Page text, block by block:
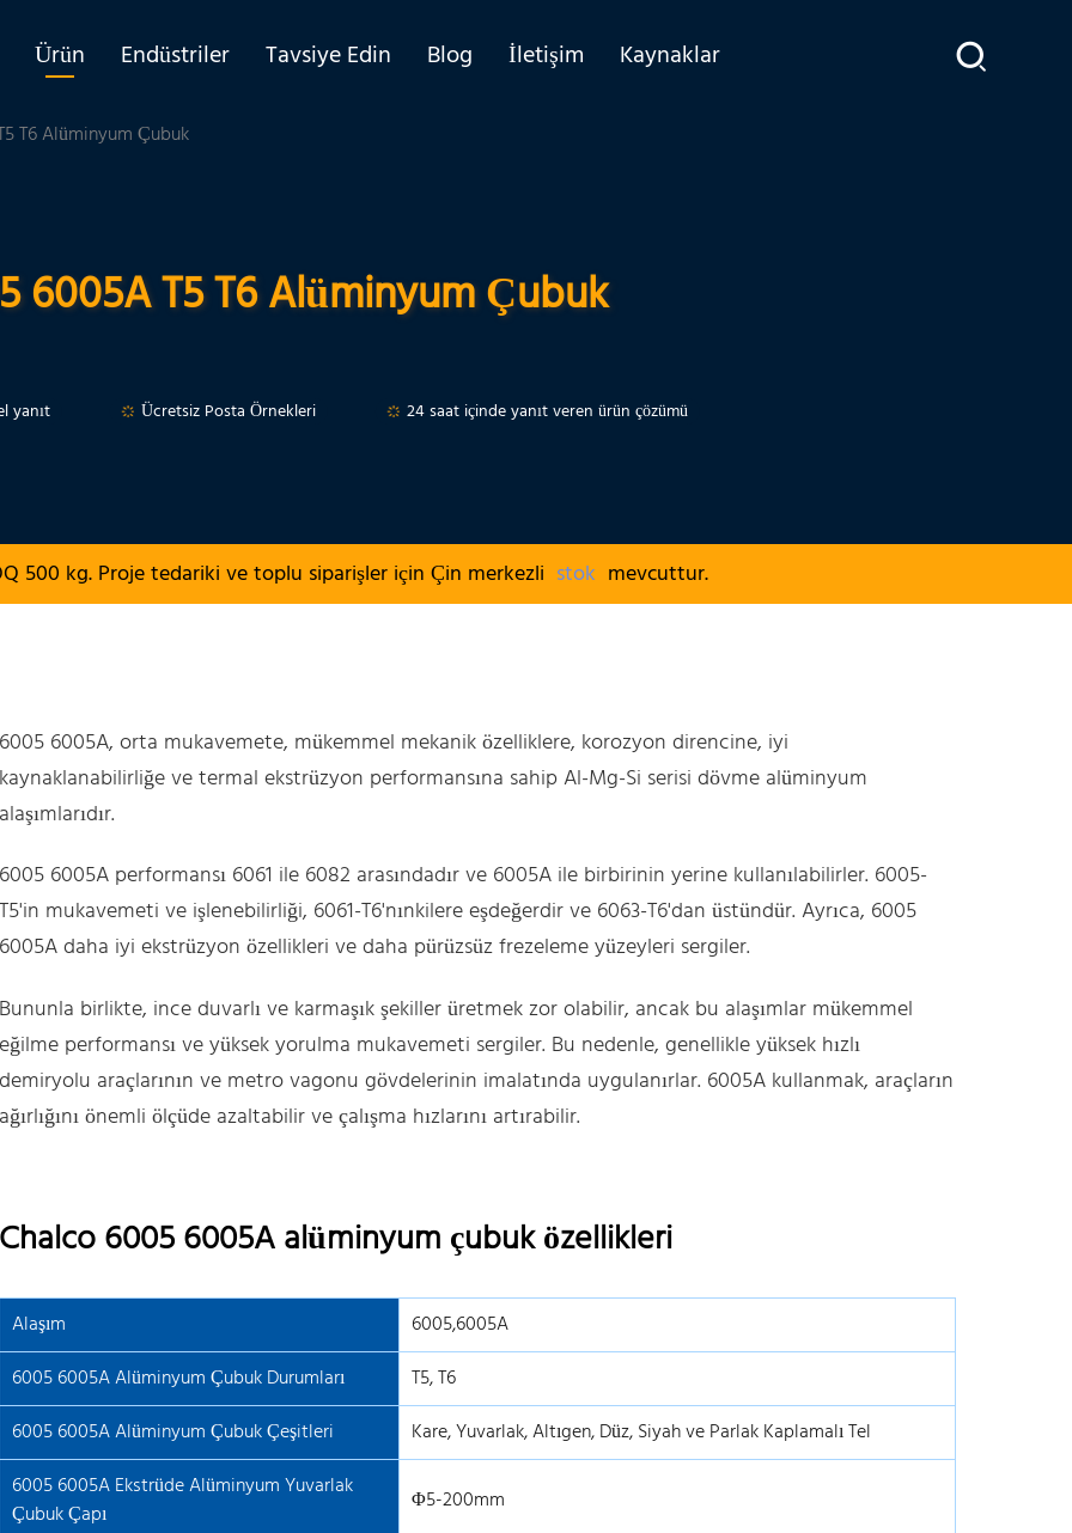
Ürün Endüstriler Tavsiye Edin Blog İletişim Kaynaklar
T6 Alüminyum Çubuk
6005A T5 T6 Alüminyum Çubuk
yanıt Ücretsiz Posta Örnekleri 24 saat içinde yanıt veren ürün çözümü
500 kg. Proje tedariki ve toplu siparişler için Çin merkezli stok mevcuttur.
6005 6005A, orta mukavemete, mükemmel mekanik özelliklere, korozyon direncine, iyi
kaynaklanabilirliğe ve termal ekstrüzyon performansına sahip Al-Mg-Si serisi dövme alüminyum
alaşımlarıdır.
6005 6005A performansı 6061 ile 6082 arasındadır ve 6005A ile birbirinin yerine kullanılabilirler. 6005-
T5'in mukavemeti ve işlenebilirliği, 6061-T6'nınkilere eşdeğerdir ve 6063-T6'dan üstündür. Ayrıca, 6005
6005A daha iyi ekstrüzyon özellikleri ve daha pürüzsüz frezeleme yüzeyleri sergiler.
Bununla birlikte, ince duvarlı ve karmaşık şekiller üretmek zor olabilir, ancak bu alaşımlar mükemmel
eğilme performansı ve yüksek yorulma mukavemeti sergiler. Bu nedenle, genellikle yüksek hızlı
demiryolu araçlarının ve metro vagonu gövdelerinin imalatında uygulanırlar. 6005A kullanmak, araçların
ağırlığını önemli ölçüde azaltabilir ve çalışma hızlarını artırabilir.
Chalco 6005 6005A alüminyum çubuk özellikleri
Alaşım
6005,6005A
6005 6005A Alüminyum Çubuk Durumları
T5, T6
6005 6005A Alüminyum Çubuk Çeşitleri
Kare, Yuvarlak, Altıgen, Düz, Siyah ve Parlak Kaplamalı Tel
6005 6005A Ekstrüde Alüminyum Yuvarlak
Çubuk Çapı
Φ5-200mm